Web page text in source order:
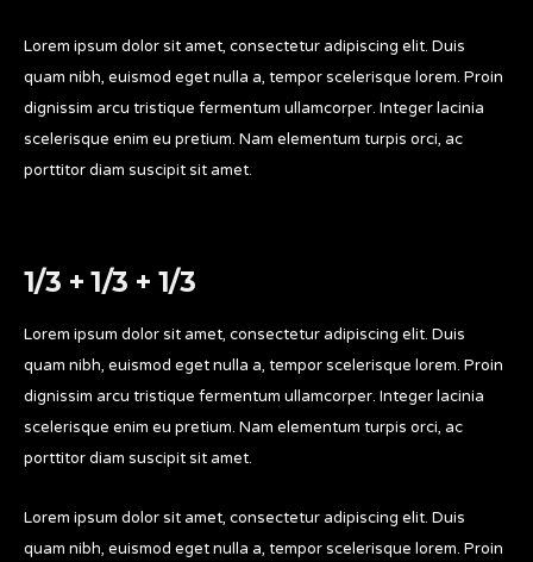
Lorem ipsum dolor sit amet, consectetur adipiscing elit. Duis
quam nibh, euismod eget nulla a, tempor scelerisque lorem. Proin
dignissim arcu tristique fermentum ullamcorper. Integer lacinia
scelerisque enim eu pretium. Nam elementum turpis orci, ac
porttitor diam suscipit sit amet.
1/3 + 1/3 + 1/3
Lorem ipsum dolor sit amet, consectetur adipiscing elit. Duis
quam nibh, euismod eget nulla a, tempor scelerisque lorem. Proin
dignissim arcu tristique fermentum ullamcorper. Integer lacinia
scelerisque enim eu pretium. Nam elementum turpis orci, ac
porttitor diam suscipit sit amet.
Lorem ipsum dolor sit amet, consectetur adipiscing elit. Duis
quam nibh, euismod eget nulla a, tempor scelerisque lorem. Proin